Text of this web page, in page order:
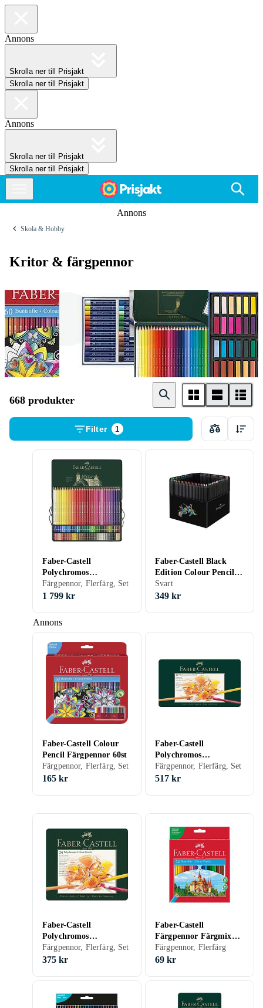
Annons
Skrolla ner till Prisjakt
Skrolla ner till Prisjakt
Annons
Skrolla ner till Prisjakt
Skrolla ner till Prisjakt
Annons
Skola & Hobby
Kritor & färgpennor
Färgpennor Kritor Akvarellpennor
668 produkter
Filter 1
Annons
Faber-Castell
Polychromos
Färgpennor 120st
Färgpennor, Flerfärg, Set
1 799 kr
Faber-Castell Black
Edition Colour Pencils
(100 pcs)
Svart
349 kr
Faber-Castell Colour
Pencil Färgpennor 60st
Färgpennor, Flerfärg, Set
165 kr
Faber-Castell
Polychromos
Färgpennor 36st
Färgpennor, Flerfärg, Set
517 kr
Faber-Castell
Polychromos
Färgpennor 24st
Färgpennor, Flerfärg, Set
375 kr
Faber-Castell
Färgpennor Färgmix
24p
Färgpennor, Flerfärg
69 kr